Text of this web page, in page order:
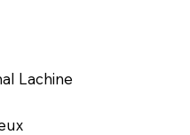
Lachine